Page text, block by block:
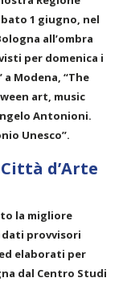
1 giugno, nel
all’ombra
per domenica i
a Modena, “The
art, music
Antonioni.
Unesco”.
d’Arte
la migliore
dati provvisori
elaborati per
dal Centro Studi